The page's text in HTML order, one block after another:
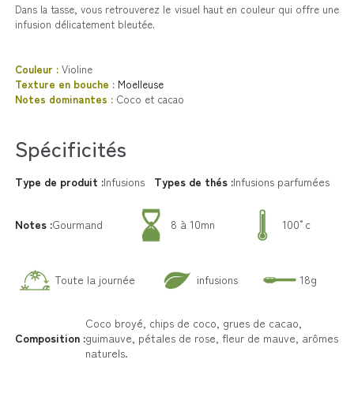
Dans la tasse, vous retrouverez le visuel haut en couleur qui offre une
infusion délicatement bleutée.
Couleur : Violine
Texture en bouche : Moelleuse
Notes dominantes : Coco et cacao
Spécificités
Type de produit :Infusions Types de thés :Infusions parfumées
Notes :Gourmand 8 à 10mn 100°c
Toute la journée infusions 18g
Composition :
Coco broyé, chips de coco, grues de cacao,
guimauve, pétales de rose, fleur de mauve, arômes
naturels.